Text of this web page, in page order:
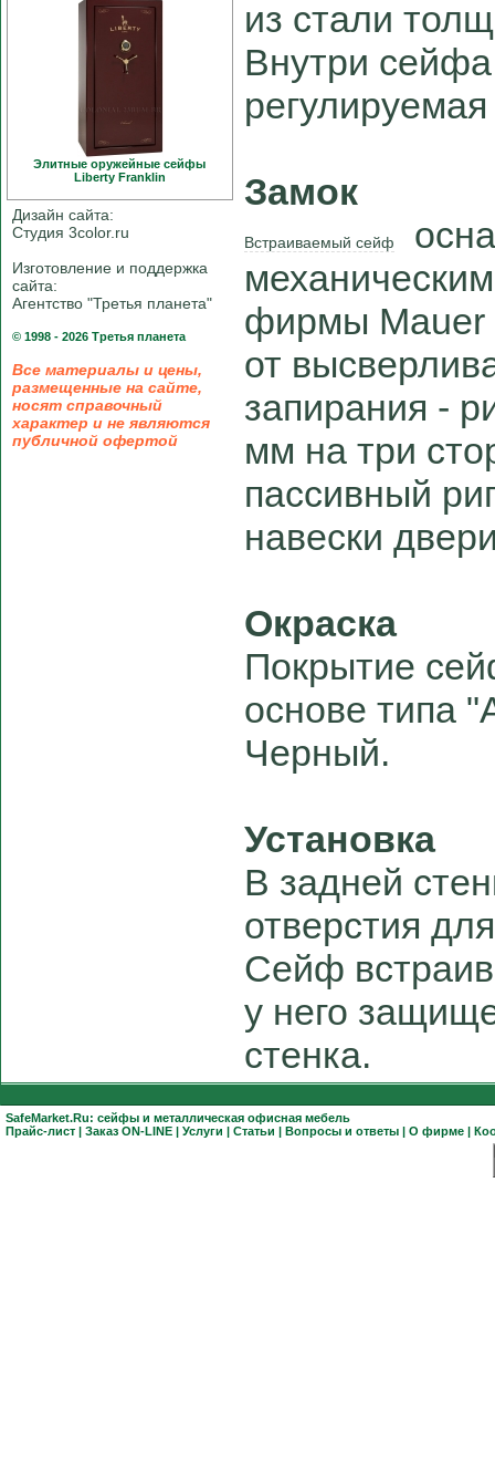
Элитные оружейные сейфы
Liberty Franklin
Дизайн сайта:
Студия 3color.ru
Изготовление и поддержка
сайта:
Агентство "Третья планета"
© 1998 - 2026 Третья планета
Все материалы и цены,
размещенные на сайте,
носят справочный
характер и не являются
публичной офертой
из стали
Внутри
Замок
Встраиваемый сейф
фирмы Mauer
от
запирания -
мм на три
пассивный
навески
Окраска
Покрытие
основе типа
Черный.
Установка
В задней
отверстия
Сейф
у него
стенка.
SafeMarket.Ru: сейфы и металлическая офисная мебель
Прайс-лист | Заказ ON-LINE | Услуги | Статьи | Вопросы и ответы | О фирме |